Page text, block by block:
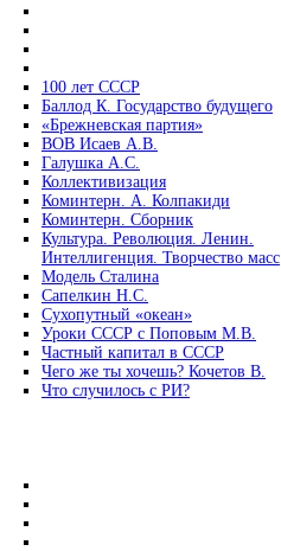
100 лет СССР
Баллод К. Государство будущего
«Брежневская партия»
ВОВ Исаев А.В.
Галушка А.С.
Коллективизация
Коминтерн. А. Колпакиди
Коминтерн. Сборник
Культура. Революция. Ленин.
Интеллигенция. Творчество масс
Модель Сталина
Сапелкин Н.С.
Сухопутный «океан»
Уроки СССР с Поповым М.В.
Частный капитал в СССР
Чего же ты хочешь? Кочетов В.
Что случилось с РИ?